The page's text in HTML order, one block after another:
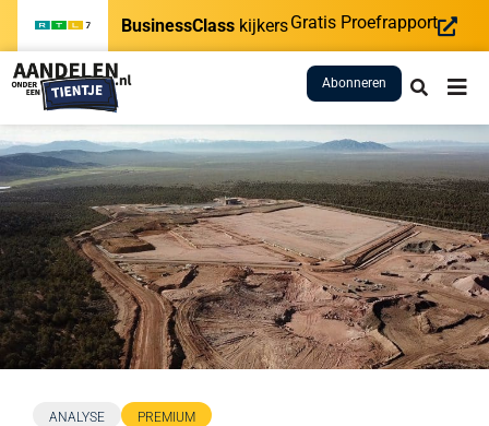
BusinessClass kijkersGratis Proefrapport
Abonneren
ANALYSE PREMIUM